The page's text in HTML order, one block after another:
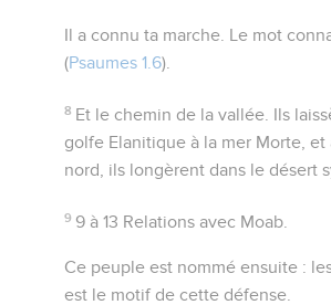
Il a connu ta marche . Le mot
(Psaumes 1.6).
8 Et le chemin de la vallée . Ils
golfe Elanitique à la mer Morte,
nord, ils longèrent dans le désert
9 9 à 13 Relations avec Moab.
Ce peuple est nommé ensuite :
est le motif de cette défense.